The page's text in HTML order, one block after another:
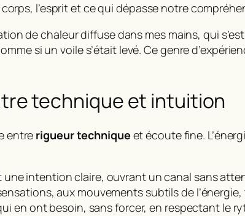
l’esprit et ce qui dépasse notre
de chaleur diffuse dans mes mains, qui
si un voile s’était levé. Ce genre
technique et intuition
entre rigueur technique et écoute fine.
intention claire, ouvrant un canal sans
aux mouvements subtils de
en ont besoin, sans forcer, en respectant le